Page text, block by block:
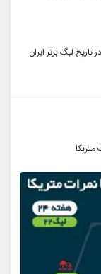
تیم فولاد به رکورد 300 بازی در تاریخ لیگ برتر ایران